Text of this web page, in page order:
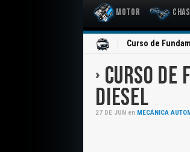
Motor
Curso de
CURSO DE
DIESEL
27 DE JUN en MECÁNICA